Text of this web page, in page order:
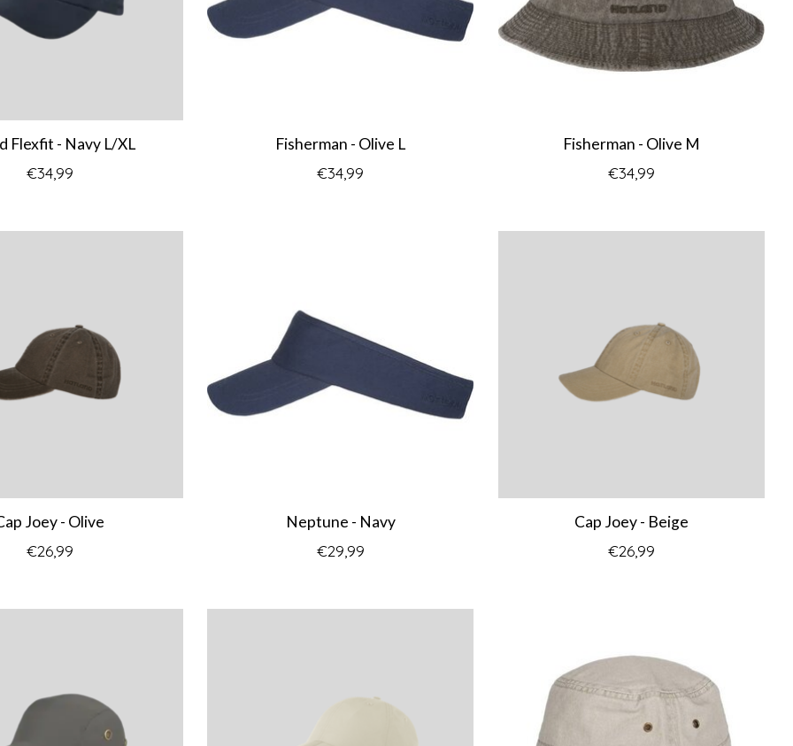
Flexfit - Navy L/XL
€34,99
Fisherman - Olive L
€34,99
Fisherman - Olive M
€34,99
Joey - Olive
€26,99
Neptune - Navy
€29,99
Cap Joey - Beige
€26,99